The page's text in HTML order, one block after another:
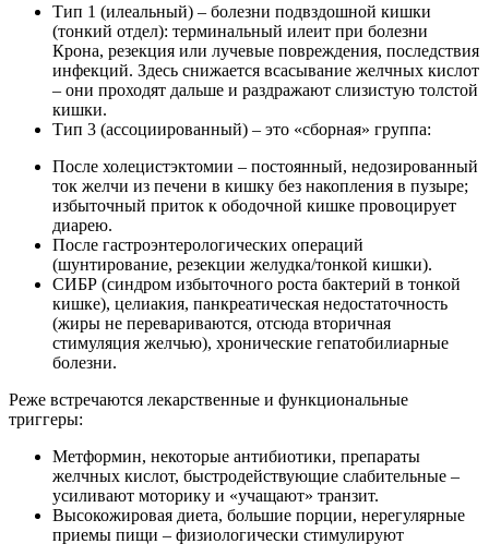
Тип 1 (илеальный) – болезни подвздошной кишки
(тонкий отдел): терминальный илеит при болезни
Крона, резекция или лучевые повреждения, последствия
инфекций. Здесь снижается всасывание желчных кислот
– они проходят дальше и раздражают слизистую толстой
кишки.
Тип 3 (ассоциированный) – это «сборная» группа:
После холецистэктомии – постоянный, недозированный
ток желчи из печени в кишку без накопления в пузыре;
избыточный приток к ободочной кишке провоцирует
диарею.
После гастроэнтерологических операций
(шунтирование, резекции желудка/тонкой кишки).
СИБР (синдром избыточного роста бактерий в тонкой
кишке), целиакия, панкреатическая недостаточность
(жиры не перевариваются, отсюда вторичная
стимуляция желчью), хронические гепатобилиарные
болезни.
Реже встречаются лекарственные и функциональные
триггеры:
Метформин, некоторые антибиотики, препараты
желчных кислот, быстродействующие слабительные –
усиливают моторику и «учащают» транзит.
Высокожировая диета, большие порции, нерегулярные
приемы пищи – физиологически стимулируют